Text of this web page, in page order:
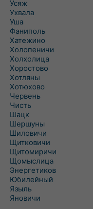
Усяж
Ухвала
Уша
Фаниполь
Хатежино
Холопеничи
Холхолица
Хоростово
Хотляны
Хотюхово
Червень
Чисть
Шацк
Шершуны
Шиловичи
Щитковичи
Щитомиричи
Щомыслица
Энергетиков
Юбилейный
Языль
Яновичи